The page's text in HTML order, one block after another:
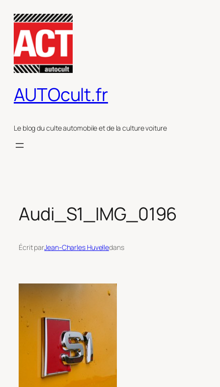
contenu
AUTOcult.fr
Le blog du culte automobile et de la culture voiture
Audi_S1_IMG_0196
Écrit parJean-Charles Huvelledans